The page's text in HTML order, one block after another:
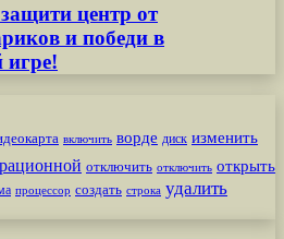
центр от
и победи в
включить ворде диск изменить
отключить отключить открыть
процессор создать строка удалить